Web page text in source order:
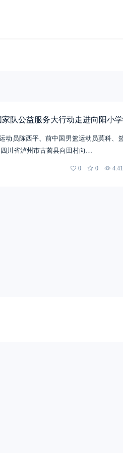
队公益服务大行动走进向阳小学
动员陈西平、前中国男篮运动员莫科、
川省泸州市古蔺县向田村向…
0 0